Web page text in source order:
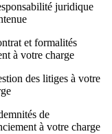
juridique
et formalités
à votre charge
des litiges à votre
de
à votre charge